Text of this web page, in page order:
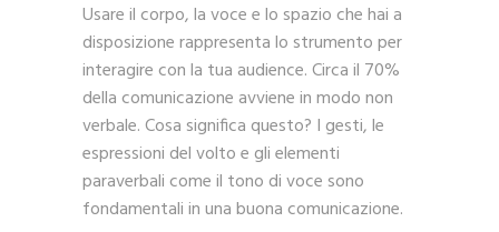
Usare il corpo, la voce e lo spazio che hai a
disposizione rappresenta lo strumento per
interagire con la tua audience. Circa il 70%
della comunicazione avviene in modo non
verbale. Cosa significa questo? I gesti, le
espressioni del volto e gli elementi
paraverbali come il tono di voce sono
fondamentali in una buona comunicazione.